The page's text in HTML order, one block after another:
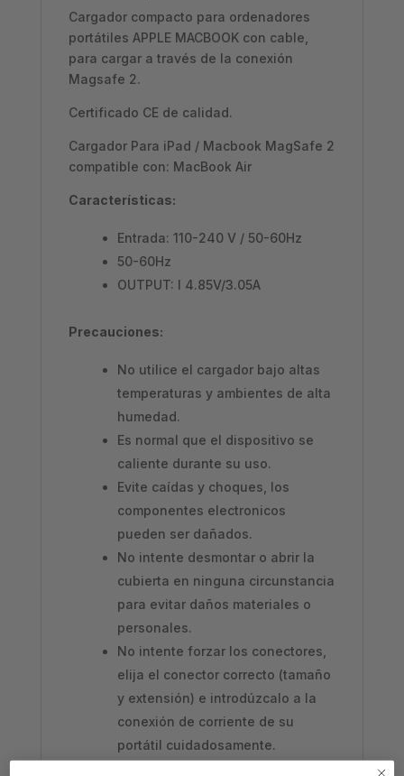
Cargador compacto para ordenadores
portátiles APPLE MACBOOK con cable,
para cargar a través de la conexión
Magsafe 2.
Certificado CE de calidad.
Cargador Para iPad / Macbook MagSafe 2
compatible con: MacBook Air
Características:
Entrada: 110-240 V / 50-60Hz
50-60Hz
OUTPUT: I 4.85V/3.05A
Precauciones:
No utilice el cargador bajo altas
temperaturas y ambientes de alta
humedad.
Es normal que el dispositivo se
caliente durante su uso.
Evite caídas y choques, los
componentes electronicos
pueden ser dañados.
No intente desmontar o abrir la
cubierta en ninguna circunstancia
para evitar daños materiales o
personales.
No intente forzar los conectores,
elija el conector correcto (tamaño
y extensión) e introdúzcalo a la
conexión de corriente de su
portátil cuidadosamente.